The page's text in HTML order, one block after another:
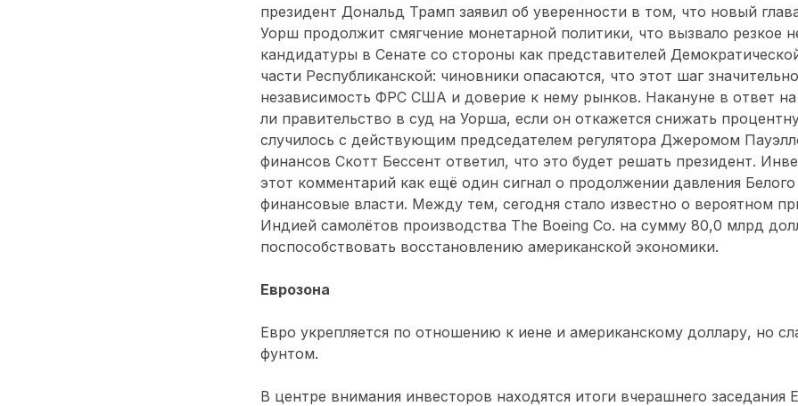
президент Дональд Трамп заявил об уверенности в том, что новый
Уорш продолжит смягчение монетарной политики, что вызвало резкое
кандидатуры в Сенате со стороны как представителей
части Республиканской: чиновники опасаются, что этот шаг
независимость ФРС США и доверие к нему рынков. Накануне в ответ
ли правительство в суд на Уорша, если он откажется снижать
случилось с действующим председателем регулятора Джеромом
финансов Скотт Бессент ответил, что это будет решать президент.
этот комментарий как ещё один сигнал о продолжении давления
финансовые власти. Между тем, сегодня стало известно о вероятном
Индией самолётов производства The Boeing Co. на сумму 80,0 млрд
поспособствовать восстановлению американской экономики.
Еврозона
Евро укрепляется по отношению к иене и американскому доллару, но
фунтом.
В центре внимания инвесторов находятся итоги вчерашнего заседания